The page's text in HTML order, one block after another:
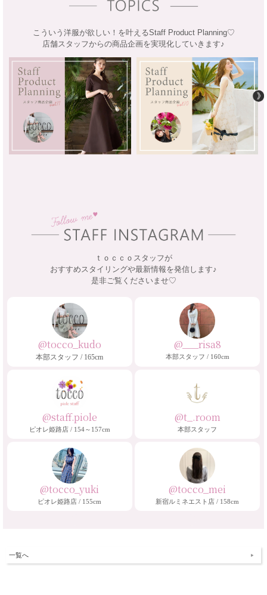
こういう洋服が欲しい！を叶えるStaff Product Planning♡
店舗スタッフからの商品企画を実現化していきます♪
ｔｏｃｃｏスタッフが
おすすめスタイリングや最新情報を発信します♪
是非ご覧くださいませ♡
@tocco_kudo
本部スタッフ / 165cm
@___risa8
本部スタッフ / 160cm
@staff.piole
ピオレ姫路店 / 154～157cm
@t_.room
本部スタッフ
@tocco_yuki
ピオレ姫路店 / 155cm
@tocco_mei
新宿ルミネエスト店 / 158cm
一覧へ